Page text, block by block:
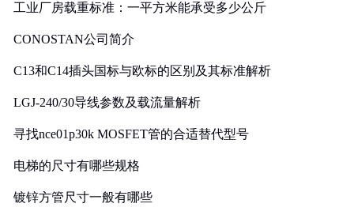
工业厂房载重标准：一平方米能承受多少公斤
CONOSTAN公司简介
C13和C14插头国标与欧标的区别及其标准解析
LGJ-240/30导线参数及载流量解析
寻找nce01p30k MOSFET管的合适替代型号
电梯的尺寸有哪些规格
镀锌方管尺寸一般有哪些